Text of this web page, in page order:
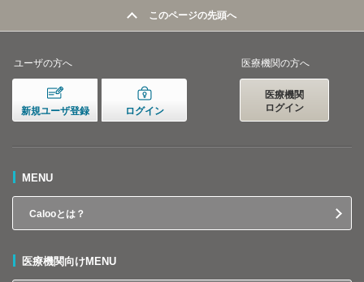
このページの先頭へ
ユーザの方へ
新規ユーザ登録 ログイン
医療機関の方へ
医療機関
ログイン
MENU
Calooとは？
医療機関向けMENU